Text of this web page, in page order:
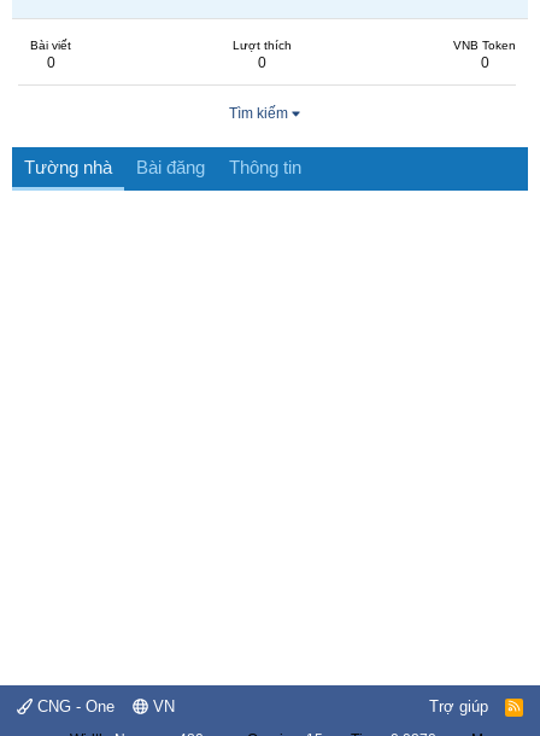
Bài viết
0
Lượt thích
0
VNB Token
0
Tìm kiếm
Tường nhà Bài đăng Thông tin
CNG - One VN Trợ giúp
R